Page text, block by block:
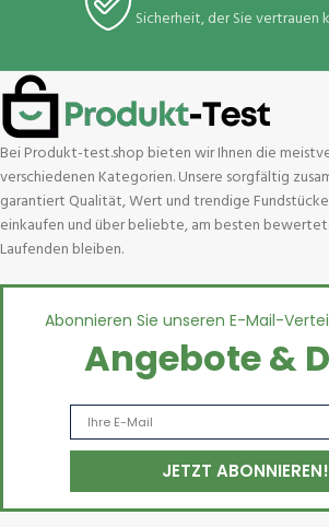
Sicherheit, der Sie vertrauen
Bei Produkt-test.shop bieten wir Ihnen die
verschiedenen Kategorien. Unsere sorgfältig
garantiert Qualität, Wert und trendige
einkaufen und über beliebte, am besten
Laufenden bleiben.
Abonnieren Sie unseren E-Mail-
Angebote &